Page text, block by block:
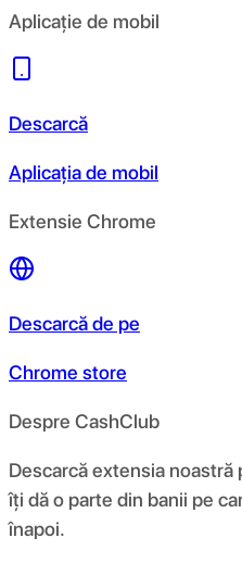
Aplicație de mobil
Descarcă
Aplicația de mobil
Extensie Chrome
Descarcă de pe
Chrome store
Despre CashClub
Descarcă extensia
îți dă o parte din banii pe
înapoi.